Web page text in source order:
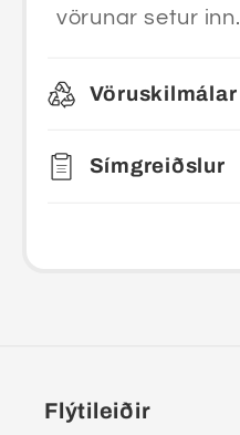
vörunar setur inn.
Vöruskilmálar
Símgreiðslur
Flýtileiðir